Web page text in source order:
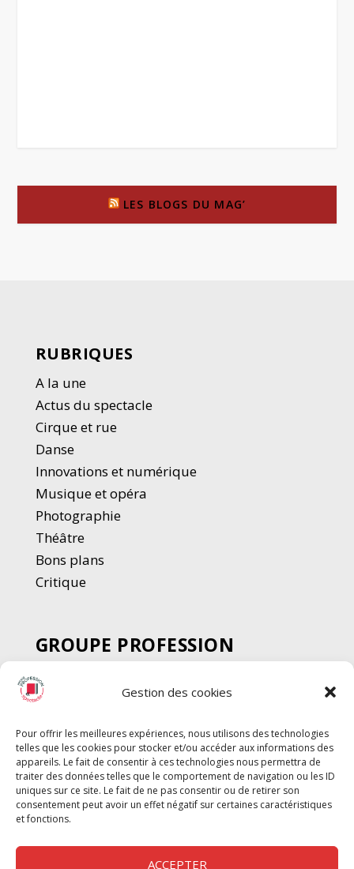
Gestion des cookies
Pour offrir les meilleures expériences, nous utilisons des technologies
telles que les cookies pour stocker et/ou accéder aux informations des
appareils. Le fait de consentir à ces technologies nous permettra de
traiter des données telles que le comportement de navigation ou les ID
uniques sur ce site. Le fait de ne pas consentir ou de retirer son
consentement peut avoir un effet négatif sur certaines caractéristiques
et fonctions.
ACCEPTER
LES BLOGS DU MAG’
RUBRIQUES
A la une
Actus du spectacle
Cirque et rue
Danse
Innovations et numérique
Musique et opéra
Photographie
Théâtre
Bons plans
Critique
GROUPE PROFESSION
SPECTACLE
Chèque Intermittents
Chèque Compta
Chèque Emploi Spectacle
G-Pods
Profession Audio-visuel